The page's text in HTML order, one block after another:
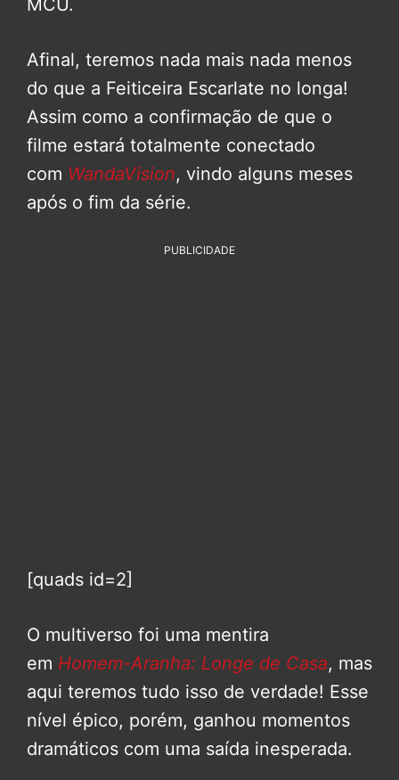
MCU.
Afinal, teremos nada mais nada menos
do que a Feiticeira Escarlate no longa!
Assim como a confirmação de que o
filme estará totalmente conectado
com WandaVision, vindo alguns meses
após o fim da série.
PUBLICIDADE
[quads id=2]
O multiverso foi uma mentira
em Homem-Aranha: Longe de Casa, mas
aqui teremos tudo isso de verdade! Esse
nível épico, porém, ganhou momentos
dramáticos com uma saída inesperada.